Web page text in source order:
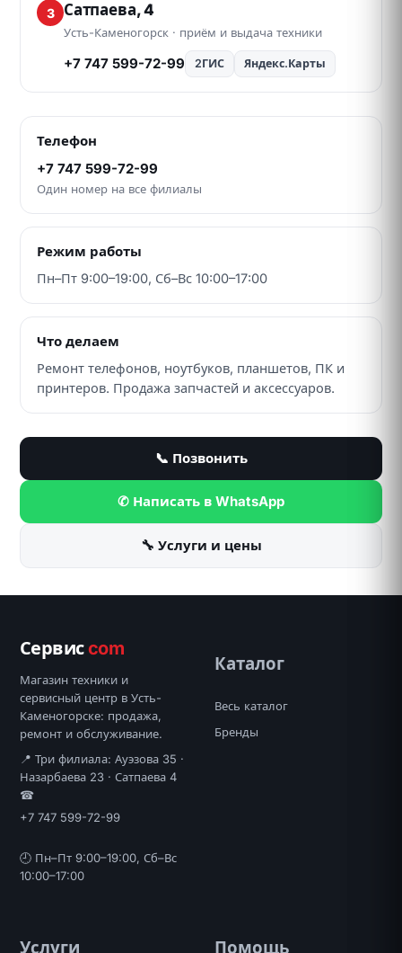
3 Сатпаева, 4
Усть-Каменогорск · приём и выдача техники
+7 747 599-72-99 2ГИС Яндекс.Карты
Телефон
+7 747 599-72-99
Один номер на все филиалы
Режим работы
Пн–Пт 9:00–19:00, Сб–Вс 10:00–17:00
Что делаем
Ремонт телефонов, ноутбуков, планшетов, ПК и
принтеров. Продажа запчастей и аксессуаров.
📞 Позвонить
✆ Написать в WhatsApp
🔧 Услуги и цены
Сервисcom
Магазин техники и
сервисный центр в Усть-
Каменогорске: продажа,
ремонт и обслуживание.
📍 Три филиала: Ауэзова 35 ·
Назарбаева 23 · Сатпаева 4
☎
+7 747 599-72-99
🕘 Пн–Пт 9:00–19:00, Сб–Вс
10:00–17:00
Каталог
Весь каталог
Бренды
Услуги Помощь